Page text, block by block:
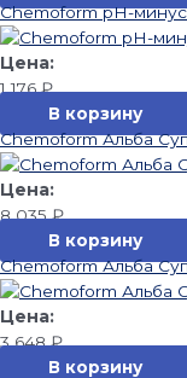
Chemoform pH-минус
1 176₽
В корзину
Chemoform Альба
8 035₽
В корзину
Chemoform Альба
3 648₽
В корзину